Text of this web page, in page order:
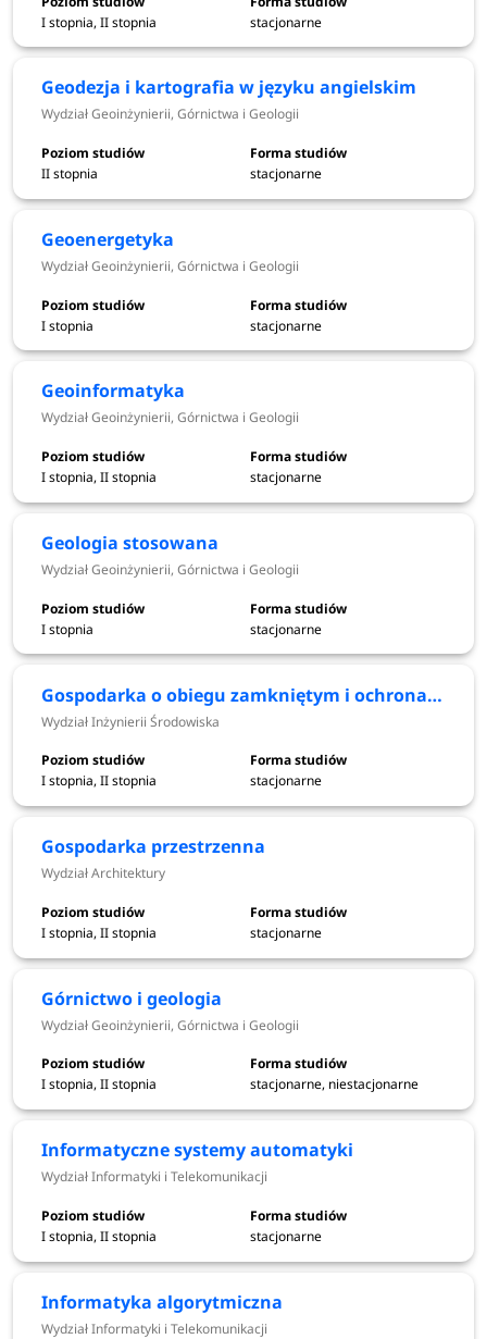
2026
Elektroniczna rejestracja - II tura - w
miejsc
Ogłoszenie wyników - II tura
Składanie dokumentów - II tura
Ogłoszenie list przyjętych i nieprzyjętych
miejsc
2026
Składanie dokumentów - III tura
Ogłoszenie list przyjętych i nieprzyjętych
*Terminy rekrutacji mogą ulec zmianie.
Studia II stopnia
Etapy rekrutacji dla
Elektroniczna rejestracja - I
tura
od 1 czerwca do 21
lipca 2026
I stopnia, II stopnia stacjonarne
Geodezja i kartografia w języku angielskim
Wydział Geoinżynierii, Górnictwa i Geologii
II stopnia stacjonarne
Geoenergetyka
Wydział Geoinżynierii, Górnictwa i Geologii
I stopnia stacjonarne
Geoinformatyka
Wydział Geoinżynierii, Górnictwa i Geologii
I stopnia, II stopnia stacjonarne
Geologia stosowana
Wydział Geoinżynierii, Górnictwa i Geologii
I stopnia stacjonarne
Gospodarka o obiegu zamkniętym i ochrona klimatu
Wydział Inżynierii Środowiska
I stopnia, II stopnia stacjonarne
Gospodarka przestrzenna
Wydział Architektury
I stopnia, II stopnia stacjonarne
Górnictwo i geologia
Wydział Geoinżynierii, Górnictwa i Geologii
I stopnia, II stopnia stacjonarne, niestacjonarne
Informatyczne systemy automatyki
Wydział Informatyki i Telekomunikacji
I stopnia, II stopnia stacjonarne
Informatyka algorytmiczna
Wydział Informatyki i Telekomunikacji